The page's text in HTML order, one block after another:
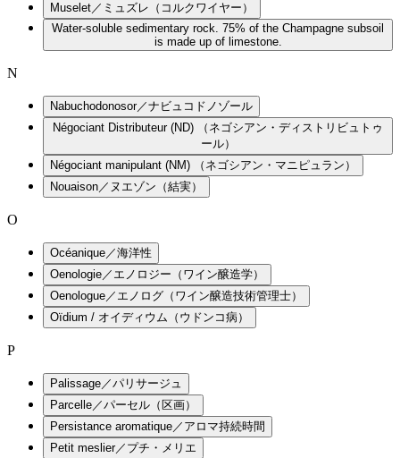
Muselet／ミュズレ（コルクワイヤー）
Water-soluble sedimentary rock. 75% of the Champagne subsoil
is made up of limestone.
N
Nabuchodonosor／ナビュコドノゾール
Négociant Distributeur (ND) （ネゴシアン・ディストリビュトゥ
ール）
Négociant manipulant (NM) （ネゴシアン・マニピュラン）
Nouaison／ヌエゾン（結実）
O
Océanique／海洋性
Oenologie／エノロジー（ワイン醸造学）
Oenologue／エノログ（ワイン醸造技術管理士）
Oïdium / オイディウム（ウドンコ病）
P
Palissage／パリサージュ
Parcelle／パーセル（区画）
Persistance aromatique／アロマ持続時間
Petit meslier／プチ・メリエ